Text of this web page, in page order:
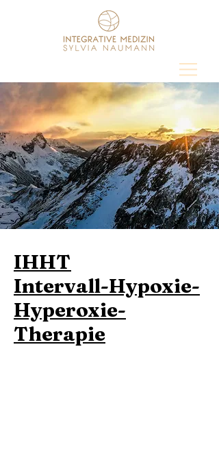
IHHT
Intervall-Hypoxie-
Hyperoxie-
Therapie